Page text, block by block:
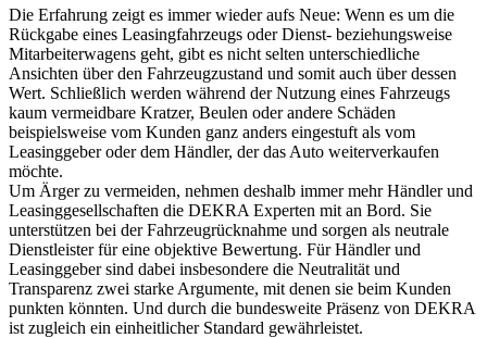
Die Erfahrung zeigt es immer wieder aufs Neue: Wenn es um die
Rückgabe eines Leasingfahrzeugs oder Dienst- beziehungsweise
Mitarbeiterwagens geht, gibt es nicht selten unterschiedliche
Ansichten über den Fahrzeugzustand und somit auch über dessen
Wert. Schließlich werden während der Nutzung eines Fahrzeugs
kaum vermeidbare Kratzer, Beulen oder andere Schäden
beispielsweise vom Kunden ganz anders eingestuft als vom
Leasinggeber oder dem Händler, der das Auto weiterverkaufen
möchte.
Um Ärger zu vermeiden, nehmen deshalb immer mehr Händler und
Leasinggesellschaften die DEKRA Experten mit an Bord. Sie
unterstützen bei der Fahrzeugrücknahme und sorgen als neutrale
Dienstleister für eine objektive Bewertung. Für Händler und
Leasinggeber sind dabei insbesondere die Neutralität und
Transparenz zwei starke Argumente, mit denen sie beim Kunden
punkten könnten. Und durch die bundesweite Präsenz von DEKRA
ist zugleich ein einheitlicher Standard gewährleistet.